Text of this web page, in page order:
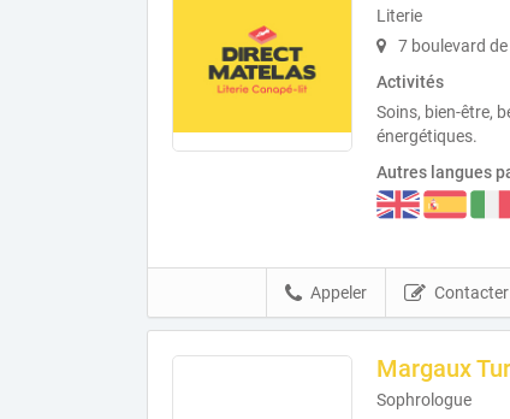
Literie
7 boulevard
Activités
Soins, bien-être,
énergétiques.
Autres langues
Contacter
Appeler
Margaux
Sophrologue